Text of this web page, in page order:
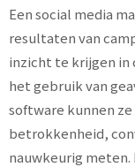
Een social media
resultaten van
inzicht te krijgen in
het gebruik van
software kunnen
betrokkenheid,
nauwkeurig